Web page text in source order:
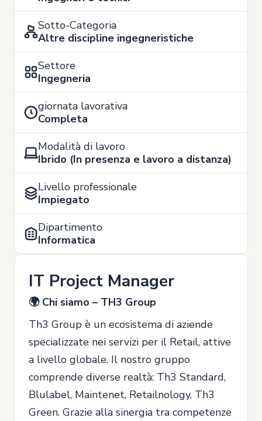
Sotto-Categoria
Altre discipline ingegneristiche
Settore
Ingegneria
giornata lavorativa
Completa
Modalità di lavoro
Ibrido (In presenza e lavoro a distanza)
Livello professionale
Impiegato
Dipartimento
Informatica
IT Project Manager
🌍 Chi siamo – TH3 Group
Th3 Group è un ecosistema di aziende
specializzate nei servizi per il Retail, attive
a livello globale. Il nostro gruppo
comprende diverse realtà: Th3 Standard,
Blulabel, Maintenet, Retailnology, Th3
Green. Grazie alla sinergia tra competenze